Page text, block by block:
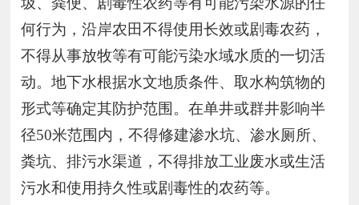
何行为，沿岸农田不得使用长效或剧毒农药，
不得从事放牧等有可能污染水域水质的一切活
动。地下水根据水文地质条件、取水构筑物的
形式等确定其防护范围。在单井或群井影响半
径50米范围内，不得修建渗水坑、渗水厕所、
粪坑、排污水渠道，不得排放工业废水或生活
污水和使用持久性或剧毒性的农药等。